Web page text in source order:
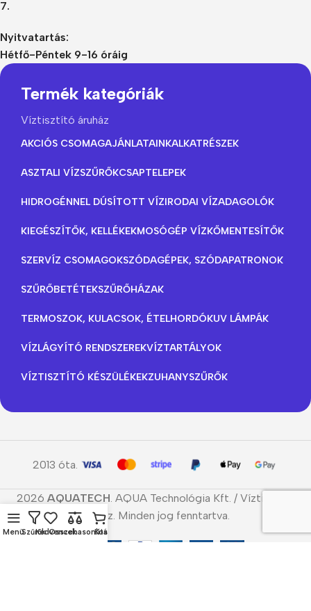
7.
Nyitvatartás:
Hétfő-Péntek 9-16 óráig
Termék kategóriák
Víztisztító áruház
AKCIÓS CSOMAGAJÁNLATAINKALKATRÉSZEK
ASZTALI VÍZSZŰRŐKCSAPTELEPEK
HIDROGÉNNEL DÚSÍTOTT VÍZIRODAI VÍZADAGOLÓK
KIEGÉSZÍTŐK, KELLÉKEKMOSÓGÉP VÍZKŐMENTESÍTŐK
SZERVÍZ CSOMAGOKSZÓDAGÉPEK, SZÓDAPATRONOK
SZŰRŐBETÉTEKSZŰRŐHÁZAK
TERMOSZOK, KULACSOK, ÉTELHORDÓKUV LÁMPÁK
VÍZLÁGYÍTÓ RENDSZEREKVÍZTARTÁLYOK
VÍZTISZTÍTÓ KÉSZÜLÉKEKZUHANYSZŰRŐK
2013 óta.
2026 AQUATECH. AQUA Technológia Kft. / Víztisztító
áruház. Minden jog fenntartva.
MenüSzűrőkKedvencek
Összehasonlítás
Kosár